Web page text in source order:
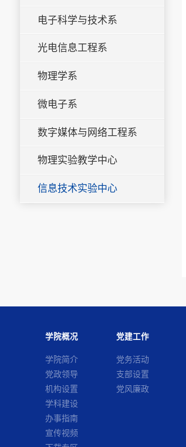
电子科学与技术系
光电信息工程系
物理学系
微电子系
数字媒体与网络工程系
物理实验教学中心
信息技术实验中心
学院概况
学院简介
党政领导
机构设置
学科建设
办事指南
宣传视频
党建工作
党务活动
支部设置
党风廉政